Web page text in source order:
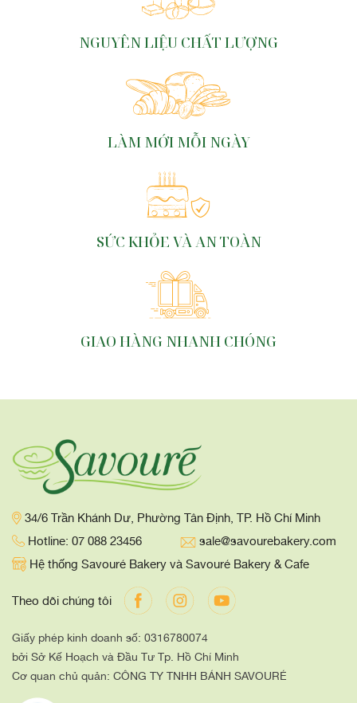
NGUYÊN LIỆU CHẤT LƯỢNG
LÀM MỚI MỖI NGÀY
SỨC KHỎE VÀ AN TOÀN
GIAO HÀNG NHANH CHÓNG
34/6 Trần Khánh Dư, Phường Tân Định, TP. Hồ Chí Minh
Hotline: 07 088 23456
sale@savourebakery.com
Hệ thống Savouré Bakery và Savouré Bakery & Cafe
Theo dõi chúng tôi
Giấy phép kinh doanh số: 0316780074
bởi Sở Kế Hoạch và Đầu Tư Tp. Hồ Chí Minh
Cơ quan chủ quản: CÔNG TY TNHH BÁNH SAVOURÉ